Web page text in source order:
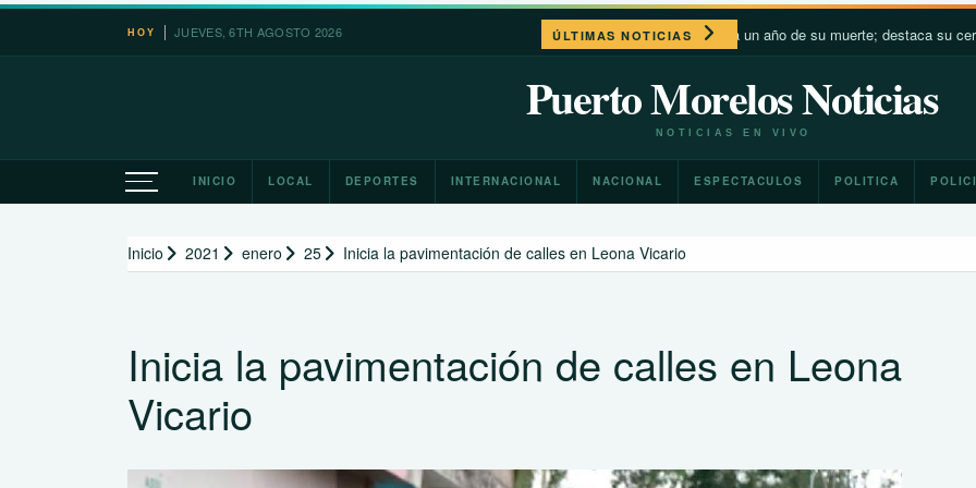
Saltar
HOY JUEVES, 6TH AGOSTO 2026 ÚLTIMAS NOTICIAS
León XIV recuerda a Francisco a un año de su muerte; destaca su cercanía con los
Puerto Morelos Noticias
NOTICIAS EN VIVO
INICIO LOCAL DEPORTES INTERNACIONAL NACIONAL ESPECTACULOS POLITICA
Inicio 2021 enero 25 Inicia la pavimentación de calles en Leona Vicario
Inicia la pavimentación de calles en Leona
Vicario